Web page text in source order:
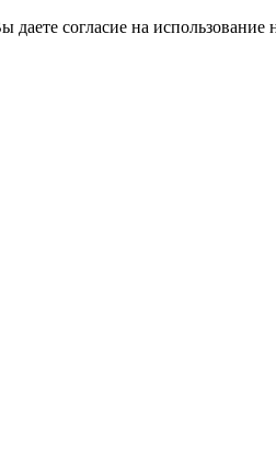
согласие на